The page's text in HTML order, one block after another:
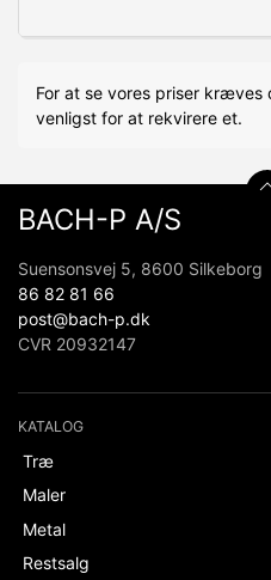
For at se vores priser kræves
venligst for at rekvirere et.
BACH-P A/S
Suensonsvej 5, 8600 Silkeborg
86 82 81 66
post@bach-p.dk
CVR 20932147
KATALOG
Træ
Maler
Metal
Restsalg